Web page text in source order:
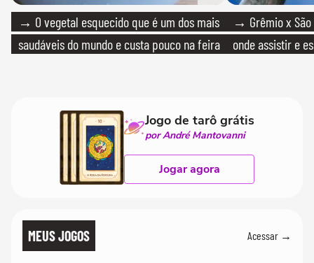
→ O vegetal esquecido que é um dos mais
saudáveis do mundo e custa pouco na feira
→ Grêmio x São
onde assistir e
Jogo de tarô grátis
por André Mantovanni
Jogar agora
MEUS JOGOS Acessar →